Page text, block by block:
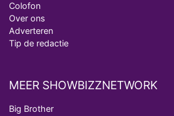
Colofon
Over ons
Adverteren
Tip de redactie
MEER SHOWBIZZNETWORK
Big Brother